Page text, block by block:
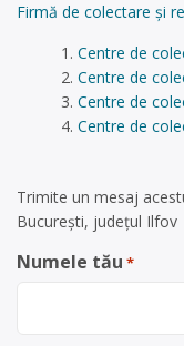
Firmă de colectare și
Centre de
Centre de
Centre de
Centre de
Trimite un mesaj
București, județul Ilfov
Numele tău *